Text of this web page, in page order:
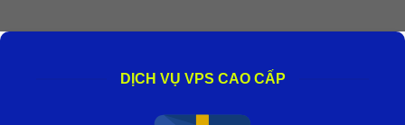
DỊCH VỤ VPS CAO CẤP